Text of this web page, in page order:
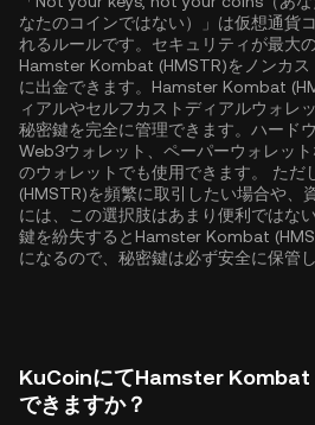
なたのコインではない）」は仮想通貨
れるルールです。セキュリティが最大
Hamster Kombat (HMSTR)をノンカス
に出金できます。Hamster Kombat
ィアルやセルフカストディアルウォレ
秘密鍵を完全に管理できます。ハード
Web3ウォレット、ペーパーウォレッ
のウォレットでも使用できます。 た
(HMSTR)を頻繁に取引したい場合や、
には、この選択肢はあまり便利ではな
鍵を紛失するとHamster Kombat
になるので、秘密鍵は必ず安全に保管
KuCoinにてHamster Kombat
できますか？